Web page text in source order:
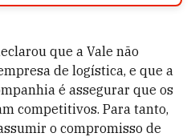
que a Vale não
de logística, e que a
é assegurar que os
competitivos. Para tanto,
o compromisso de